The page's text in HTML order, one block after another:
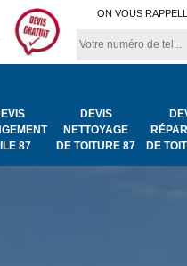
ON VOUS
87
DEVIS
NETTOYAGE
DE TOITURE 87
DE